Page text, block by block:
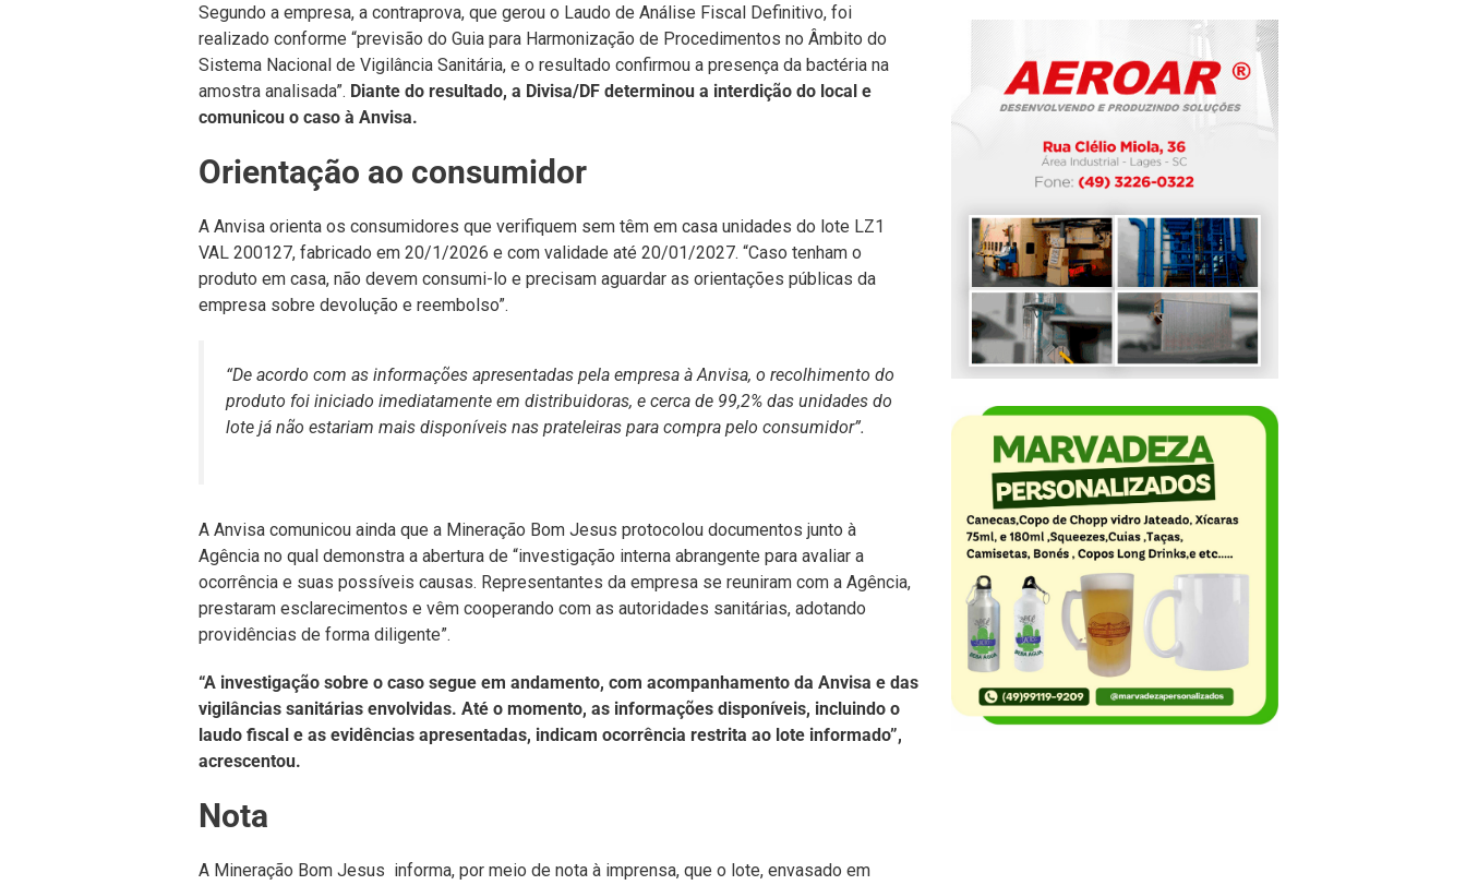
Segundo a empresa, a contraprova, que gerou o Laudo de Análise Fiscal Definitivo, foi
realizado conforme “previsão do Guia para Harmonização de Procedimentos no Âmbito do
Sistema Nacional de Vigilância Sanitária, e o resultado confirmou a presença da bactéria na
amostra analisada”. Diante do resultado, a Divisa/DF determinou a interdição do local e
comunicou o caso à Anvisa.
Orientação ao consumidor
A Anvisa orienta os consumidores que verifiquem sem têm em casa unidades do lote LZ1
VAL 200127, fabricado em 20/1/2026 e com validade até 20/01/2027. “Caso tenham o
produto em casa, não devem consumi-lo e precisam aguardar as orientações públicas da
empresa sobre devolução e reembolso”.
“De acordo com as informações apresentadas pela empresa à Anvisa, o recolhimento do
produto foi iniciado imediatamente em distribuidoras, e cerca de 99,2% das unidades do
lote já não estariam mais disponíveis nas prateleiras para compra pelo consumidor”.
A Anvisa comunicou ainda que a Mineração Bom Jesus protocolou documentos junto à
Agência no qual demonstra a abertura de “investigação interna abrangente para avaliar a
ocorrência e suas possíveis causas. Representantes da empresa se reuniram com a Agência,
prestaram esclarecimentos e vêm cooperando com as autoridades sanitárias, adotando
providências de forma diligente”.
“A investigação sobre o caso segue em andamento, com acompanhamento da Anvisa e das
vigilâncias sanitárias envolvidas. Até o momento, as informações disponíveis, incluindo o
laudo fiscal e as evidências apresentadas, indicam ocorrência restrita ao lote informado”,
acrescentou.
Nota
A Mineração Bom Jesus informa, por meio de nota à imprensa, que o lote, envasado em